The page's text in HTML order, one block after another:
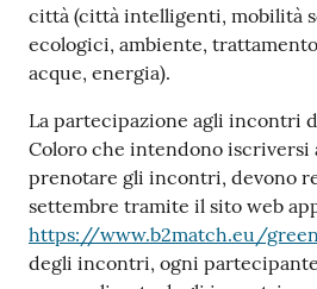
città (città intelligenti, mobilità
ecologici, ambiente,
acque, energia).
La partecipazione agli incontri
Coloro che intendono iscriversi
prenotare gli incontri, devono
settembre tramite il sito web
https://www.b2match.eu/
degli incontri, ogni